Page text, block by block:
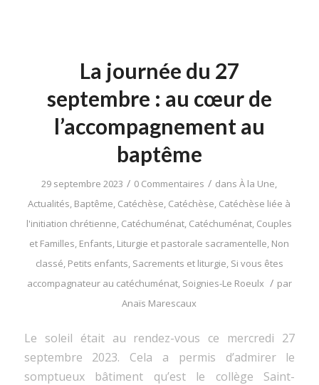
La journée du 27
septembre : au cœur de
l’accompagnement au
baptême
29 septembre 2023 / 0 Commentaires / dansÀ la Une,
Actualités, Baptême, Catéchèse, Catéchèse, Catéchèse liée à
l'initiation chrétienne, Catéchuménat, Catéchuménat, Couples
et Familles, Enfants, Liturgie et pastorale sacramentelle, Non
classé, Petits enfants, Sacrements et liturgie, Si vous êtes
accompagnateur au catéchuménat, Soignies-Le Roeulx / par
Anaïs Marescaux
Le soleil était au rendez-vous ce mercredi 27
septembre 2023. Cela a permis d’admirer le
somptueux bâtiment qu’est le collège Saint-